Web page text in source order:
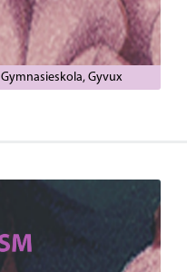
Gymnasieskola Gyvux